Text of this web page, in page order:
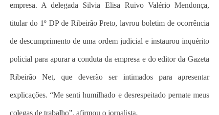
empresa. A delegada Silvia Elisa Ruivo Valério Mendonça,
titular do 1º DP de Ribeirão Preto, lavrou boletim de ocorrência
de descumprimento de uma ordem judicial e instaurou inquérito
policial para apurar a conduta da empresa e do editor da Gazeta
Ribeirão Net, que deverão ser intimados para apresentar
explicações. “Me senti humilhado e desrespeitado pernate meus
colegas de trabalho”, afirmou o jornalista.